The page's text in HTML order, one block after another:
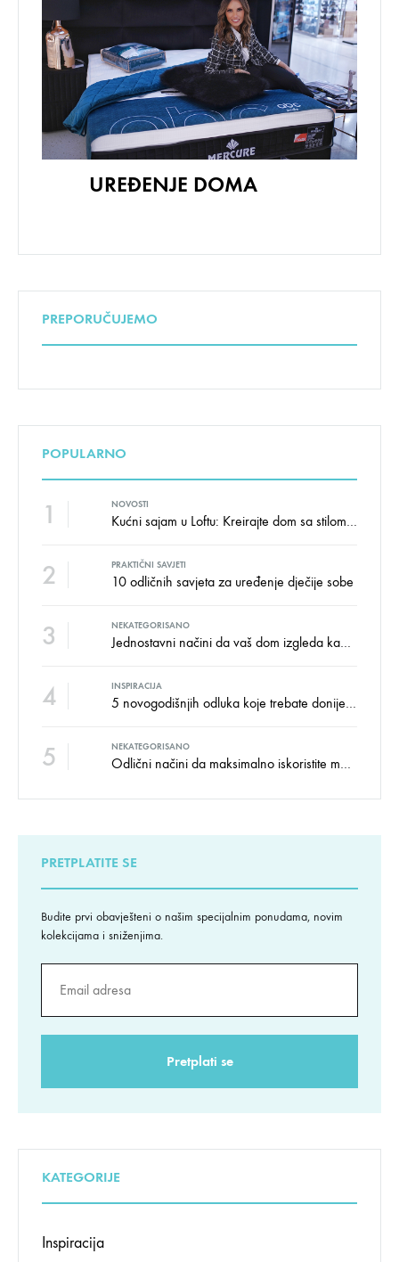
UREĐENJE DOMA
PREPORUČUJEMO
POPULARNO
1 NOVOSTI
Kućni sajam u Loftu: Kreirajte dom sa stilom i udobnošću uz velike uštede!
2 PRAKTIČNI SAVJETI
10 odličnih savjeta za uređenje dječije sobe
3 NEKATEGORISANO
Jednostavni načini da vaš dom izgleda kao salon namještaja
4 INSPIRACIJA
5 novogodišnjih odluka koje trebate donijeti u vezi izgleda doma
5 NEKATEGORISANO
Odlični načini da maksimalno iskoristite male prostore
PRETPLATITE SE
Budite prvi obavješteni o našim specijalnim ponudama, novim
kolekcijama i sniženjima.
KATEGORIJE
Inspiracija